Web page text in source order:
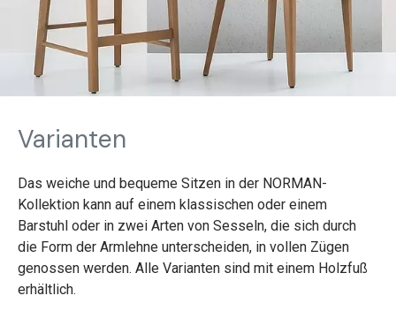
Varianten
Das weiche und bequeme Sitzen in der NORMAN-
Kollektion kann auf einem klassischen oder einem
Barstuhl oder in zwei Arten von Sesseln, die sich durch
die Form der Armlehne unterscheiden, in vollen Zügen
genossen werden. Alle Varianten sind mit einem Holzfuß
erhältlich.